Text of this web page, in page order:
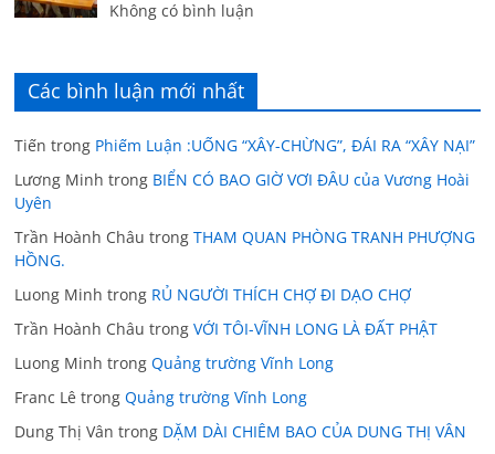
Không có bình luận
Các bình luận mới nhất
Tiến trong Phiếm Luận :UỐNG “XÂY-CHỪNG”, ĐÁI RA “XÂY NẠI”
Lương Minh trong BIỂN CÓ BAO GIỜ VƠI ĐÂU của Vương Hoài
Uyên
Trần Hoành Châu trongTHAM QUAN PHÒNG TRANH PHƯỢNG
HỒNG.
Luong Minh trong RỦ NGƯỜI THÍCH CHỢ ĐI DẠO CHỢ
Trần Hoành Châu trongVỚI TÔI-VĨNH LONG LÀ ĐẤT PHẬT
Luong Minh trongQuảng trường Vĩnh Long
Franc Lê trongQuảng trường Vĩnh Long
Dung Thị Vân trong DẶM DÀI CHIÊM BAO CỦA DUNG THỊ VÂN